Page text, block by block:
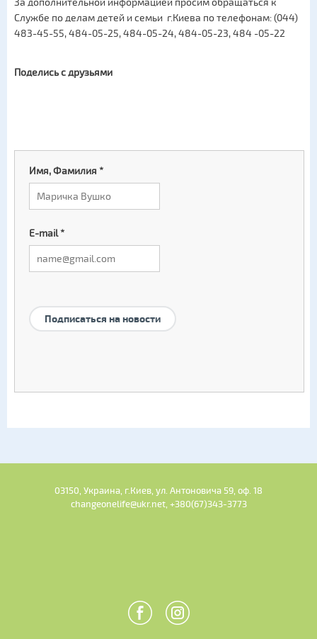
За дополнительной информацией просим обращаться к
Службе по делам детей и семьи г.Киева по телефонам: (044)
483-45-55, 484-05-25, 484-05-24, 484-05-23, 484 -05-22
Поделись с друзьями
Имя, Фамилия *
E-mail*
Подписаться на новости
03150, Украина, г.Киев, ул. Антоновича 59, оф. 18
changeonelife@ukr.net, +380(67)343-3773